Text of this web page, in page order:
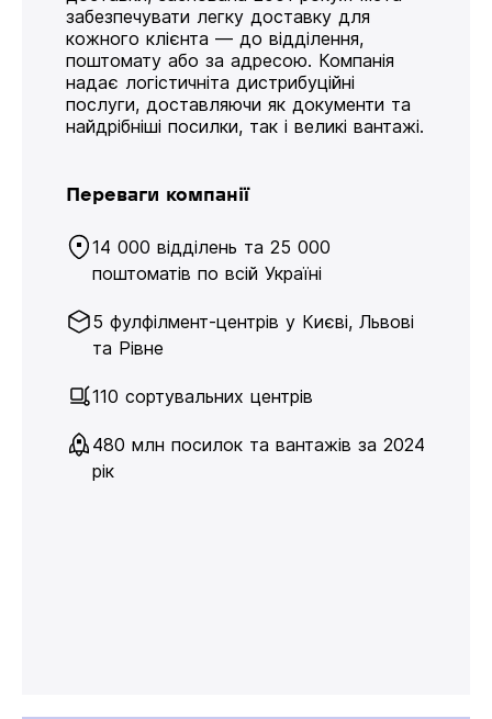
забезпечувати легку доставку для
кожного клієнта — до відділення,
поштомату або за адресою. Компанія
надає логістичніта дистрибуційні
послуги, доставляючи як документи та
найдрібніші посилки, так і великі вантажі.
Переваги компанії
14 000 відділень та 25 000
поштоматів по всій Україні
5 фулфілмент-центрів у Києві, Львові
та Рівне
110 сортувальних центрів
480 млн посилок та вантажів за 2024
рік